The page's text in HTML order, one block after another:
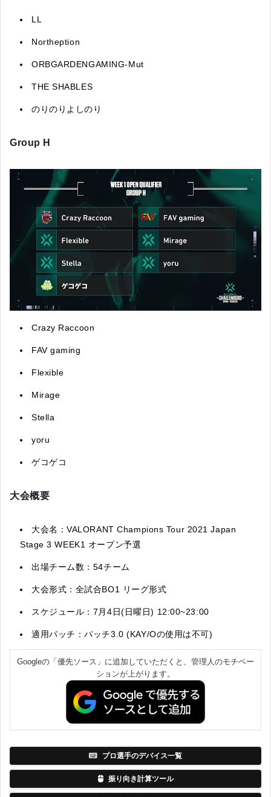
LL
Northeption
ORBGARDENGAMING-Mut
THE SHABLES
のりのりよしのり
Group H
Crazy Raccoon
FAV gaming
Flexible
Mirage
Stella
yoru
ゲコゲコ
大会概要
大会名：VALORANT Champions Tour 2021 Japan
Stage 3 WEEK1 オープン予選
出場チーム数：54チーム
大会形式：全試合BO1 リーグ形式
スケジュール：7月4日(日曜日) 12:00~23:00
適用パッチ：パッチ3.0 (KAY/Oの使用は不可)
Googleの「優先ソース」に追加していただくと、管理人のモチベー
ションが上がります。
プロ選手のデバイス一覧
振り向き計算ツール